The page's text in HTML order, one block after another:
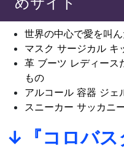
世界の中心で愛を叫
マスク サージカル キ
革 ブーツ レディース
もの
アルコール 容器 ジェ
スニーカー サッカニ
↓『コロバス